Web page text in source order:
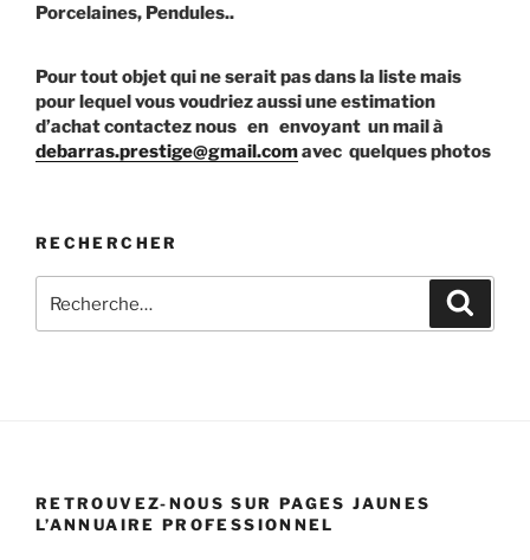
Porcelaines, Pendules..
Pour tout objet qui ne serait pas dans la liste mais
pour lequel vous voudriez aussi une estimation
d’achat contactez nous en envoyant un mail à
debarras.prestige@gmail.comavec quelques photos
RECHERCHER
pour
RETROUVEZ-NOUS SUR PAGES JAUNES
L’ANNUAIRE PROFESSIONNEL